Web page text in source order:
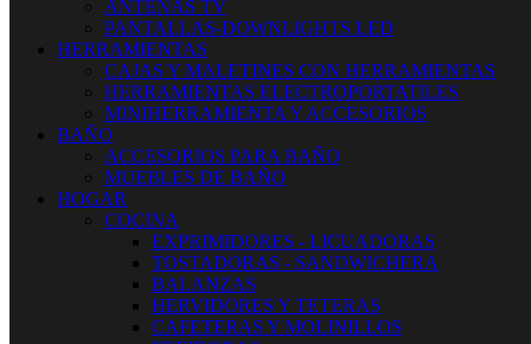
ANTENAS TV
PANTALLAS-DOWNLIGHTS LED
HERRAMIENTAS
CAJAS Y MALETINES CON HERRAMIENTAS
HERRAMIENTAS ELECTROPORTATILES
MINIHERRAMIENTA Y ACCESORIOS
BAÑO
ACCESORIOS PARA BAÑO
MUEBLES DE BAÑO
HOGAR
COCINA
EXPRIMIDORES - LICUADORAS
TOSTADORAS - SANDWICHERA
BALANZAS
HERVIDORES Y TETERAS
CAFETERAS Y MOLINILLOS